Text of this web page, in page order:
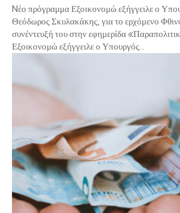
Nέο πρόγραμμα Εξοικονομώ εξήγγειλε ο
Θεόδωρος Σκυλακάκης, για το ερχόμενο
συνέντευξή του στην εφημερίδα «Παραπολιτικά». Νέο
Εξοικονομώ εξήγγειλε ο Υπουργός...